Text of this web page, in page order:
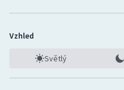
Vzhled
Světlý